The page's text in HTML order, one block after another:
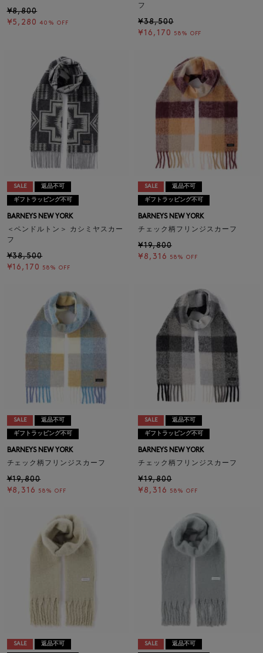
¥8,800
¥5,280 40% OFF
フ
¥38,500
¥16,170
58% OFF
SALE 返品不可
ギフトラッピング不可
BARNEYS NEW YORK
＜ペンドルトン＞ カシミヤスカー
フ
¥38,500
¥16,170
58% OFF
SALE 返品不可
ギフトラッピング不可
BARNEYS NEW YORK
チェック柄フリンジスカーフ
¥19,800
¥8,316
58% OFF
SALE 返品不可
ギフトラッピング不可
BARNEYS NEW YORK
チェック柄フリンジスカーフ
¥19,800
¥8,316
58% OFF
SALE 返品不可
ギフトラッピング不可
BARNEYS NEW YORK
チェック柄フリンジスカーフ
¥19,800
¥8,316
58% OFF
SALE 返品不可 SALE 返品不可